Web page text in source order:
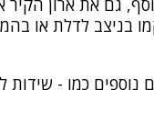
גם את ארון
בניצב לדלת או
כמו - שידות